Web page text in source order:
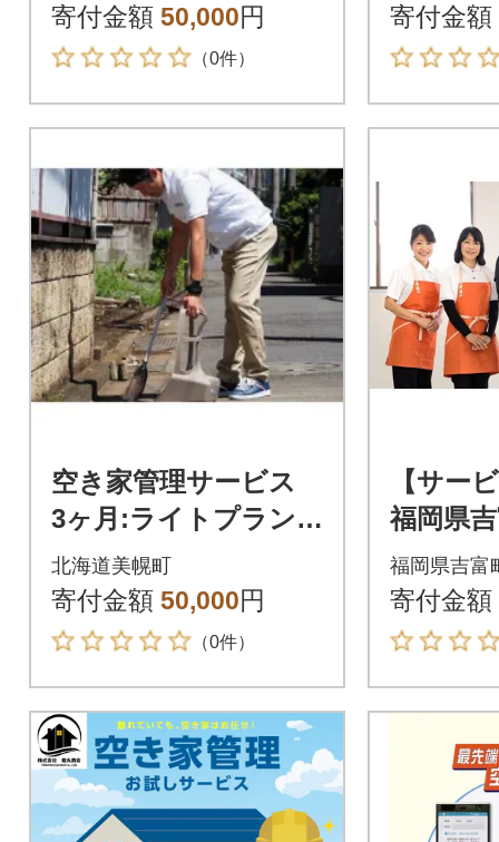
寄付金額 50,000円
（0件）
寄付金額
空き家管理サービス
3ヶ月:ライトプラン
【屋外】
北海道美幌町
寄付金額 50,000円
（0件）
【サー
福岡県
管理サ
月】
福岡県吉富
寄付金額